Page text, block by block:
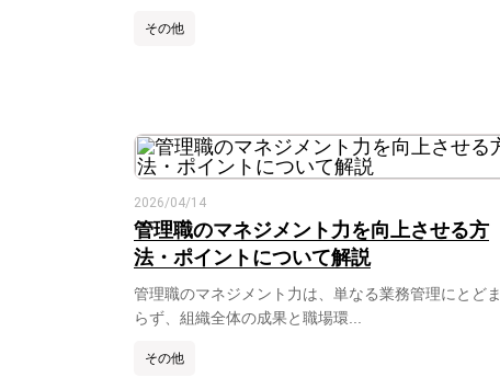
その他
2026/04/14
管理職のマネジメント力を向上させる方
法・ポイントについて解説
管理職のマネジメント力は、単なる業務管理にとどま
らず、組織全体の成果と職場環...
その他